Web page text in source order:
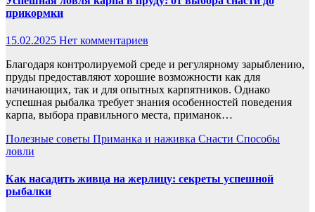
прикормки
15.02.2025 Нет комментариев
Благодаря контролируемой среде и регулярному зарыблению,
пруды предоставляют хорошие возможности как для
начинающих, так и для опытных карпятников. Однако
успешная рыбалка требует знания особенностей поведения
карпа, выбора правильного места, приманок…
Полезные советы Приманка и наживка Снасти Способы
ловли
Как насадить живца на жерлицу: секреты успешной
рыбалки